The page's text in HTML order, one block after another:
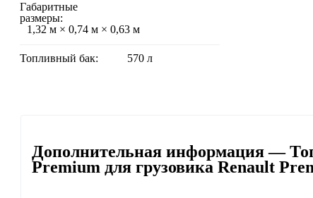
Габаритные
размеры:
1,32 м × 0,74 м × 0,63 м
Топливный бак: 570 л
Дополнительная информация —
Premium для грузовика Renault